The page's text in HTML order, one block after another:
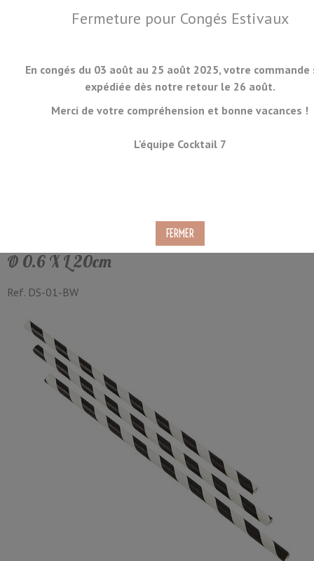
MENU
Fermeture pour Congés Estivaux
En congés du 03 août au 25 août 2025, votre commande
expédiée dès notre retour le 26 août.
Merci de votre compréhension et bonne vacances !
L'équipe Cocktail 7
et Blanches x 500
Ø 0.6 X L 20cm
Ref. DS-01-BW